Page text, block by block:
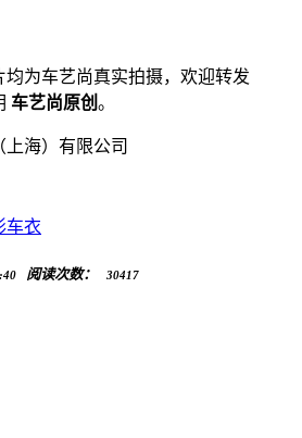
均为车艺尚真实拍摄，欢迎转发
车艺尚原创 。
海）有限公司
车衣
阅读次数： 30417